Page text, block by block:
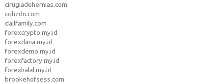
cirugiadehernias.com
cqhzdn.com
dailfamily.com
forexcrypto.my.id
forexdana.my.id
forexdemo.my.id
forexfactory.my.id
forexhalal.my.id
brookehofsess.com